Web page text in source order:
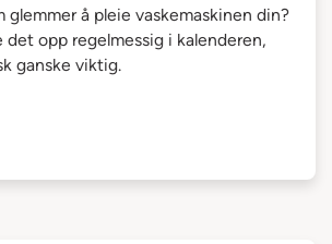
glemmer å pleie vaskemaskinen din?
det opp regelmessig i kalenderen,
ganske viktig.